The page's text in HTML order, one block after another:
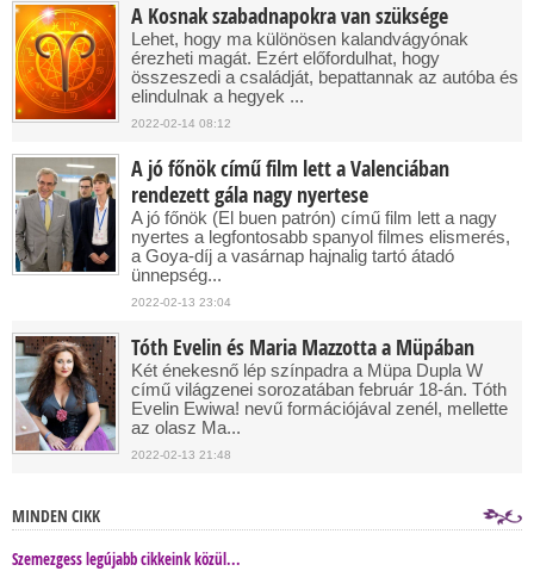
A Kosnak szabadnapokra van szüksége
Lehet, hogy ma különösen kalandvágyónak
érezheti magát. Ezért előfordulhat, hogy
összeszedi a családját, bepattannak az autóba és
elindulnak a hegyek ...
2022-02-14 08:12
A jó főnök című film lett a Valenciában
rendezett gála nagy nyertese
A jó főnök (El buen patrón) című film lett a nagy
nyertes a legfontosabb spanyol filmes elismerés,
a Goya-díj a vasárnap hajnalig tartó átadó
ünnepség...
2022-02-13 23:04
Tóth Evelin és Maria Mazzotta a Müpában
Két énekesnő lép színpadra a Müpa Dupla W
című világzenei sorozatában február 18-án. Tóth
Evelin Ewiwa! nevű formációjával zenél, mellette
az olasz Ma...
2022-02-13 21:48
MINDEN CIKK
Szemezgess legújabb cikkeink közül...